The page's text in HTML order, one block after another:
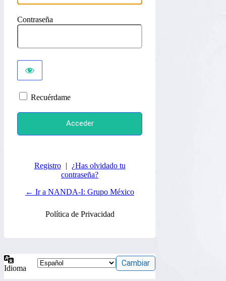
Contraseña
Recuérdame
Registro |
¿Has olvidado tu
contraseña?
← Ir a NANDA-I: Grupo México
Política de Privacidad
Idioma